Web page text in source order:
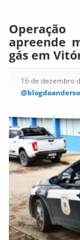
apreende
gás em
16 de dezembro